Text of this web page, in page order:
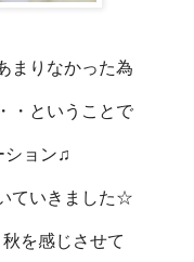
まりなかった為
・ということで
ション♫
ていきました☆
を感じさせて